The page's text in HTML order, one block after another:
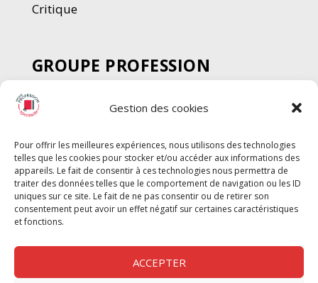
Gestion des cookies
Pour offrir les meilleures expériences, nous utilisons des technologies
telles que les cookies pour stocker et/ou accéder aux informations des
appareils. Le fait de consentir à ces technologies nous permettra de
traiter des données telles que le comportement de navigation ou les ID
uniques sur ce site. Le fait de ne pas consentir ou de retirer son
consentement peut avoir un effet négatif sur certaines caractéristiques
et fonctions.
ACCEPTER
Critique
GROUPE PROFESSION
SPECTACLE
Chèque Intermittents
Chèque Compta
Chèque Emploi Spectacle
G-Pods
Profession Audio-visuel